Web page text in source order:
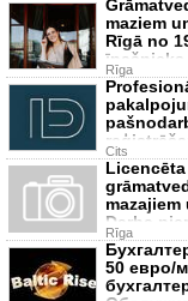
maziem
Rīgā no
īpašnieks
Rīga
Iepirk
Cits
mazajiem
Darba
Rīga
50 евро/